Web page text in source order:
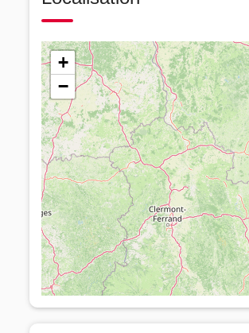
+
−